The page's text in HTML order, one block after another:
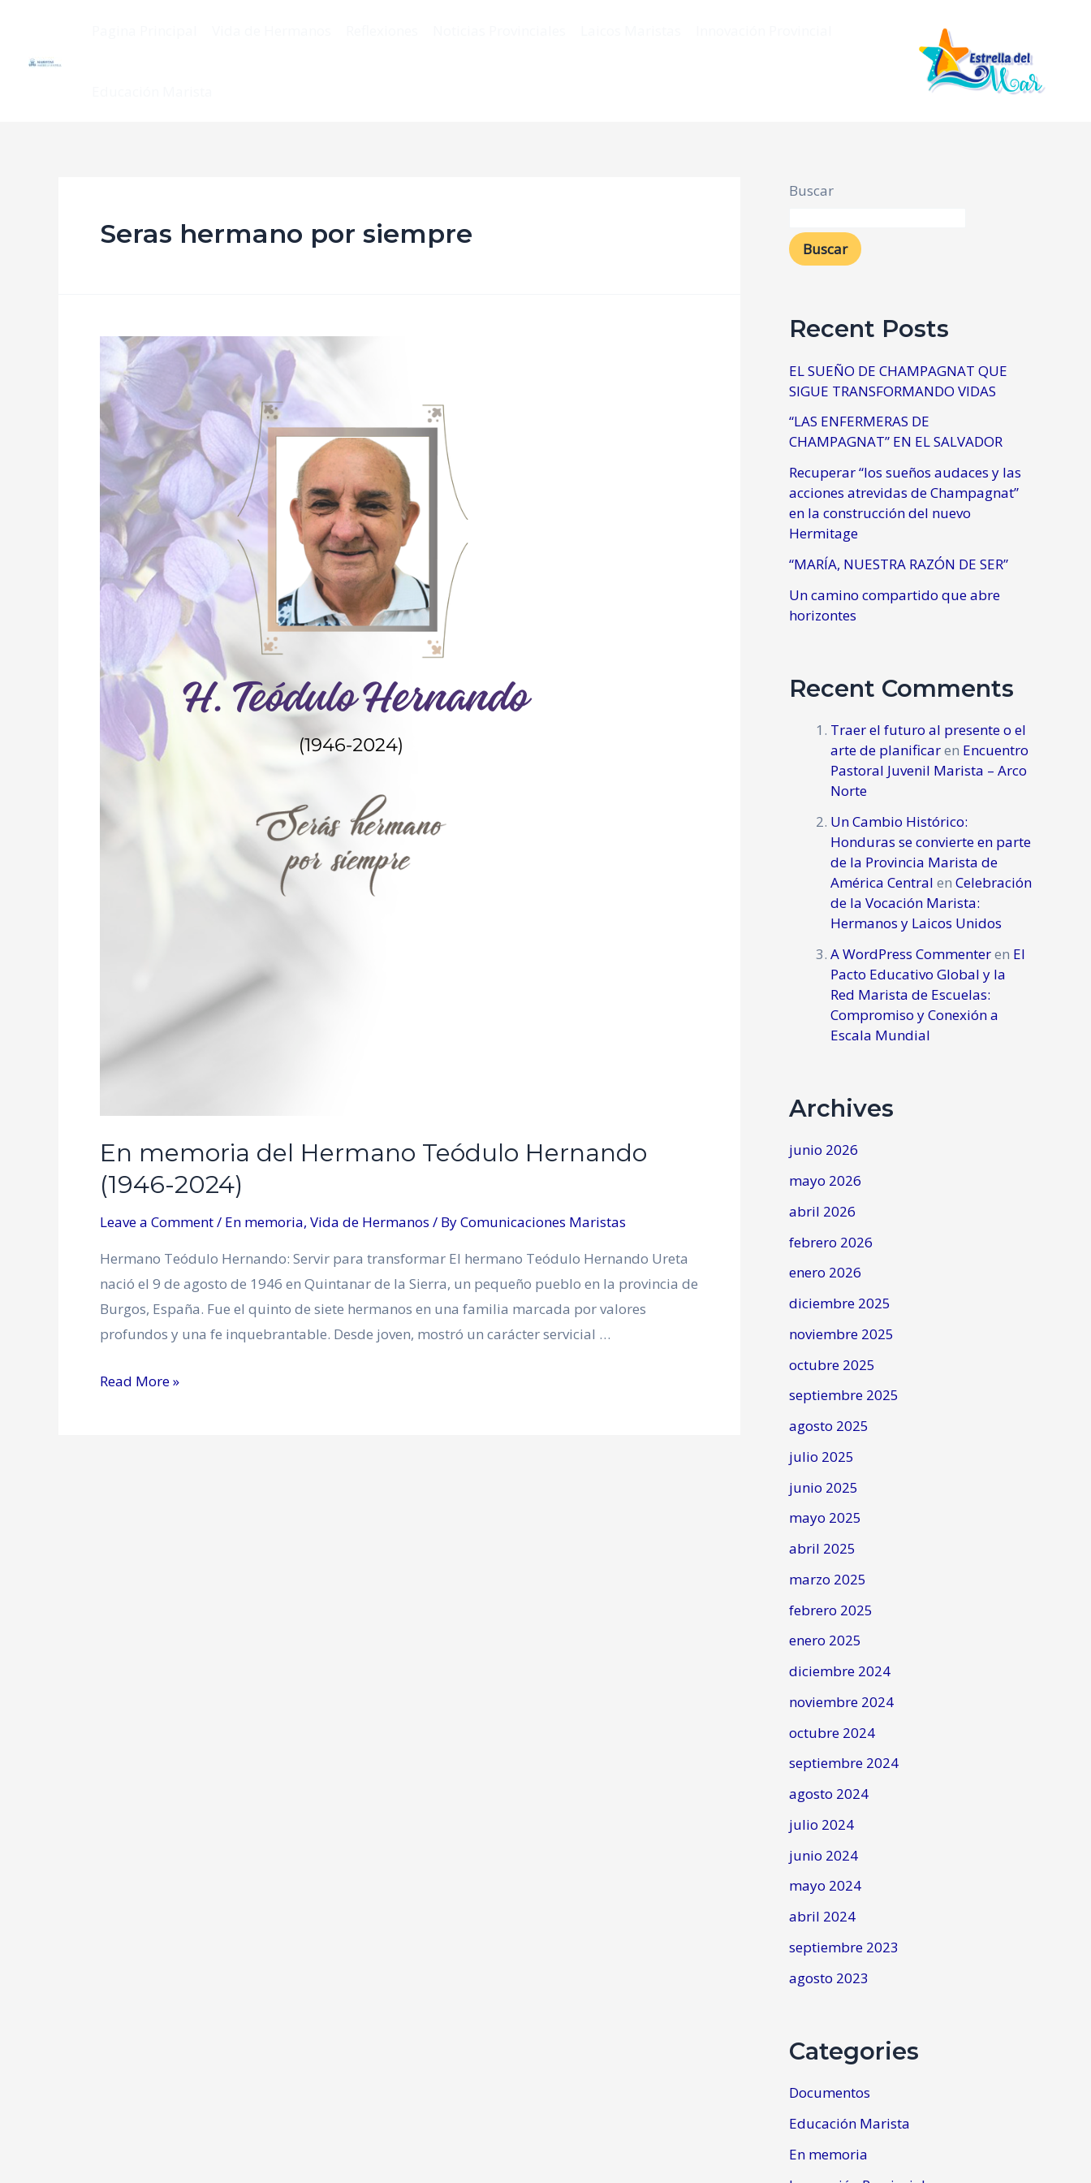
Seras hermano por siempre
En memoria del Hermano Teódulo Hernando
(1946-2024)
Leave a Comment/ En memoria, Vida de Hermanos / ByComunicaciones Maristas
Hermano Teódulo Hernando: Servir para transformar El hermano Teódulo Hernando Ureta
nació el 9 de agosto de 1946 en Quintanar de la Sierra, un pequeño pueblo en la provincia de
Burgos, España. Fue el quinto de siete hermanos en una familia marcada por valores
profundos y una fe inquebrantable. Desde joven, mostró un carácter servicial …
Read More »
Buscar
Buscar
Recent Posts
EL SUEÑO DE CHAMPAGNAT QUE
SIGUE TRANSFORMANDO VIDAS
“LAS ENFERMERAS DE
CHAMPAGNAT” EN EL SALVADOR
Recuperar “los sueños audaces y las
acciones atrevidas de Champagnat”
en la construcción del nuevo
Hermitage
“MARÍA, NUESTRA RAZÓN DE SER”
Un camino compartido que abre
horizontes
Recent Comments
Traer el futuro al presente o el
arte de planificaren Encuentro
Pastoral Juvenil Marista – Arco
Norte
Un Cambio Histórico:
Honduras se convierte en parte
de la Provincia Marista de
América Central en Celebración
de la Vocación Marista:
Hermanos y Laicos Unidos
A WordPress Commenteren El
Pacto Educativo Global y la
Red Marista de Escuelas:
Compromiso y Conexión a
Escala Mundial
Archives
junio 2026
mayo 2026
abril 2026
febrero 2026
enero 2026
diciembre 2025
noviembre 2025
octubre 2025
septiembre 2025
agosto 2025
julio 2025
junio 2025
mayo 2025
abril 2025
marzo 2025
febrero 2025
enero 2025
diciembre 2024
noviembre 2024
octubre 2024
septiembre 2024
agosto 2024
julio 2024
junio 2024
mayo 2024
abril 2024
septiembre 2023
agosto 2023
Categories
Documentos
Educación Marista
En memoria